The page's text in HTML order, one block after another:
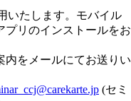
いたします。モバイル
プリのインストールをお
内をメールにてお送りい
(セミ